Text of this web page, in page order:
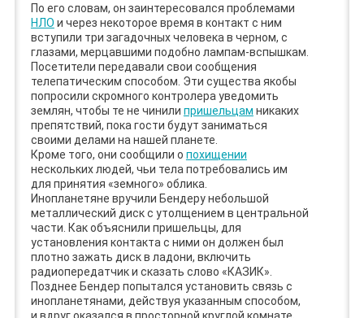
По его словам, он заинтересовался проблемами
НЛО и через некоторое время в контакт с ним
вступили три загадочных человека в черном, с
глазами, мерцавшими подобно лампам-вспышкам.
Посетители передавали свои сообщения
телепатическим способом. Эти существа якобы
попросили скромного контролера уведомить
землян, чтобы те не чинили пришельцам никаких
препятствий, пока гости будут заниматься
своими делами на нашей планете.
Кроме того, они сообщили о похищении
нескольких людей, чьи тела потребовались им
для принятия «земного» облика.
Инопланетяне вручили Бендеру небольшой
металлический диск с утолщением в центральной
части. Как объяснили пришельцы, для
установления контакта с ними он должен был
плотно зажать диск в ладони, включить
радиопередатчик и сказать слово «КАЗИК».
Позднее Бендер попытался установить связь с
инопланетянами, действуя указанным способом,
и вдруг оказался в просторной круглой комнате,